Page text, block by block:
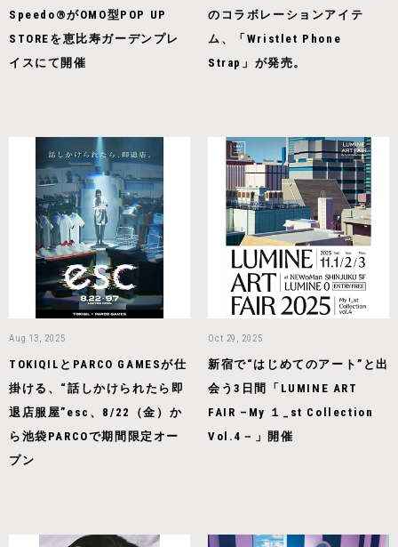
Speedo®がOMO型POP UP
STOREを恵比寿ガーデンプレ
イスにて開催
のコラボレーションアイテ
ム、「Wristlet Phone
Strap」が発売。
Aug 13, 2025
TOKIQILとPARCO GAMESが仕
掛ける、“話しかけられたら即
退店服屋”esc、8/22（金）か
ら池袋PARCOで期間限定オー
プン
Oct 29, 2025
新宿で“はじめてのアート”と出
会う3日間「LUMINE ART
FAIR –My １_st Collection
Vol.4－」開催